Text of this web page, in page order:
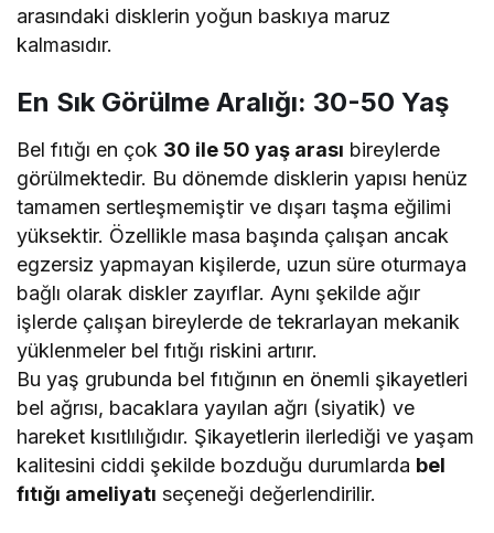
arasındaki disklerin yoğun baskıya maruz
kalmasıdır.
En Sık Görülme Aralığı: 30-50 Yaş
Bel fıtığı en çok 30 ile 50 yaş arası bireylerde
görülmektedir. Bu dönemde disklerin yapısı henüz
tamamen sertleşmemiştir ve dışarı taşma eğilimi
yüksektir. Özellikle masa başında çalışan ancak
egzersiz yapmayan kişilerde, uzun süre oturmaya
bağlı olarak diskler zayıflar. Aynı şekilde ağır
işlerde çalışan bireylerde de tekrarlayan mekanik
yüklenmeler bel fıtığı riskini artırır.
Bu yaş grubunda bel fıtığının en önemli şikayetleri
bel ağrısı, bacaklara yayılan ağrı (siyatik) ve
hareket kısıtlılığıdır. Şikayetlerin ilerlediği ve yaşam
kalitesini ciddi şekilde bozduğu durumlarda bel
fıtığı ameliyatı seçeneği değerlendirilir.